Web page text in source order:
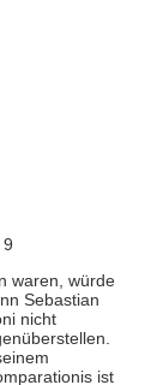
waren, würde
Sebastian
nicht
ist